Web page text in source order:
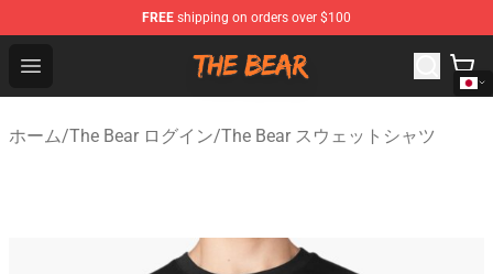
FREE shipping on orders over $100
Open menu
The Bear Shop - Official The Bear Merchandise Store
ホーム/The Bear ログイン/The Bear スウェットシャツ